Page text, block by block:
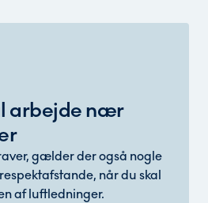
arbejde nær
gælder der også nogle
når du skal
af luftledninger.